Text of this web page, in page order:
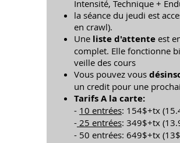
Intensité, Technique +
la séance du jeudi est
en crawl).
Une liste d'attenteest
complet. Elle fonctionne
veille des cours
Vous pouvez vous
un credit pour une
Tarifs A la carte:
- 10 entrées: 154$+tx
-25 entrées: 349$+tx
- 50 entrées: 649$+tx